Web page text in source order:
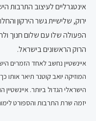
אינטגרליים לעיצוב התרבות
ירוק, שלישיית גשר הירקוןו
הפעולה שלו עםשלום חנוך
הרוקהראשונים בישראל.
איינשטיין נחשב לאחד הזמרים
המוזיקה יואב קוטנר תיאר אותו
הישראלי הגדול ביותר.
יזמה שרת התרבות והספורט